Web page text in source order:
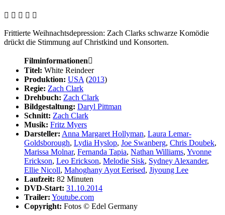
    
Frittierte Weihnachtsdepression: Zach Clarks schwarze Komödie
drückt die Stimmung auf Christkind und Konsorten.
Filminformationen
Titel: White Reindeer
Produktion: USA (2013)
Regie: Zach Clark
Drehbuch: Zach Clark
Bildgestaltung: Daryl Pittman
Schnitt: Zach Clark
Musik: Fritz Myers
Darsteller: Anna Margaret Hollyman, Laura Lemar-
Goldsborough, Lydia Hyslop, Joe Swanberg, Chris Doubek,
Marissa Molnar, Fernanda Tapia, Nathan Williams, Yvonne
Erickson, Leo Erickson, Melodie Sisk, Sydney Alexander,
Ellie Nicoll, Mahoghany Ayot Eerised, Jiyoung Lee
Laufzeit: 82 Minuten
DVD-Start: 31.10.2014
Trailer: Youtube.com
Copyright: Fotos © Edel Germany